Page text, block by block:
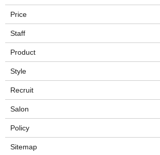
Price
Staff
Product
Style
Recruit
Salon
Policy
Sitemap